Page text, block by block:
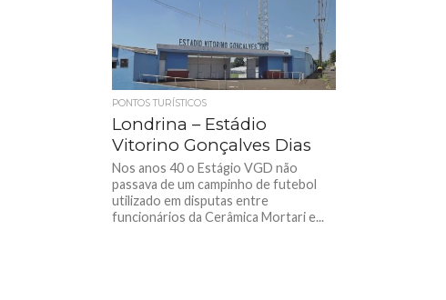
PONTOS TURÍSTICOS
Londrina – Estádio
Vitorino Gonçalves Dias
Nos anos 40 o Estágio VGD não
passava de um campinho de futebol
utilizado em disputas entre
funcionários da Cerâmica Mortari e...